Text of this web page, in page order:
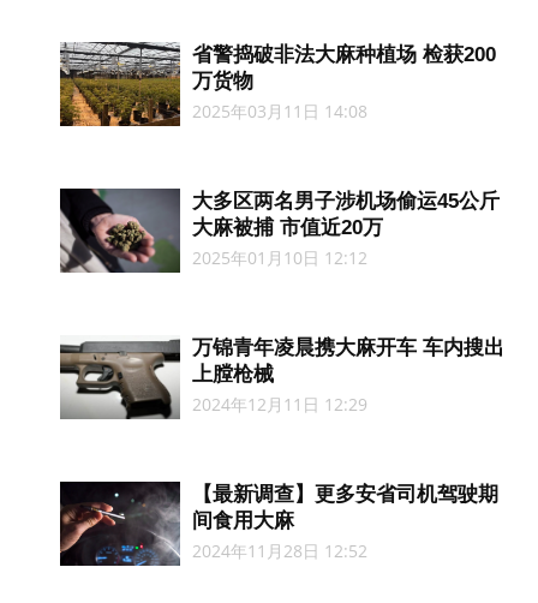
省警捣破非法大麻种植场 检获200
万货物
2025年03月11日 14:08
大多区两名男子涉机场偷运45公斤
大麻被捕 市值近20万
2025年01月10日 12:12
万锦青年凌晨携大麻开车 车内搜出
上膛枪械
2024年12月11日 12:29
【最新调查】更多安省司机驾驶期
间食用大麻
2024年11月28日 12:52